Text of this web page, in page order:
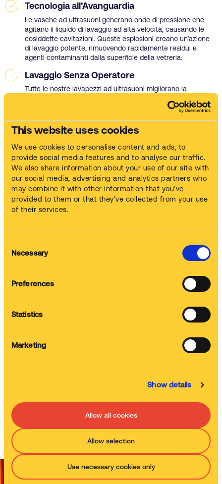
This website uses cookies
We use cookies to personalise content and ads, to
provide social media features and to analyse our traffic.
We also share information about your use of our site with
our social media, advertising and analytics partners who
may combine it with other information that you’ve
provided to them or that they’ve collected from your use
of their services.
Necessary
Preferences
Statistics
Marketing
Show details
Allow all cookies
Allow selection
Use necessary cookies only
Tecnologia all’Avanguardia
Le vasche ad ultrasuoni generano onde di pressione che
agitano il liquido di lavaggio ad alta velocità, causando le
cosiddette cavitazioni. Queste esplosioni creano un’azione
di lavaggio potente, rimuovendo rapidamente residui e
agenti contaminanti dalla superficie della vetreria.
Lavaggio Senza Operatore
Tutte le nostre lavapezzi ad ultrasuoni migliorano la
Sicurezza di Utilizzo
di lavaggio a base acqua, appositamente studiati per
sfruttare l’energia degli ultrasuoni senza emissione di COV
(Composti Organici Volatili) o rischi di infiammabilità.
Macchine per Ogni Necessità di Lavaggio
La nostra gamma di vasche lavapezzi ad ultrasuoni include
macchinari di diverse dimensioni e frequenze per
Contattaci per trovare la soluzione di lavaggio più adatta
Come scegliere la lavapezzi industriale giusta per